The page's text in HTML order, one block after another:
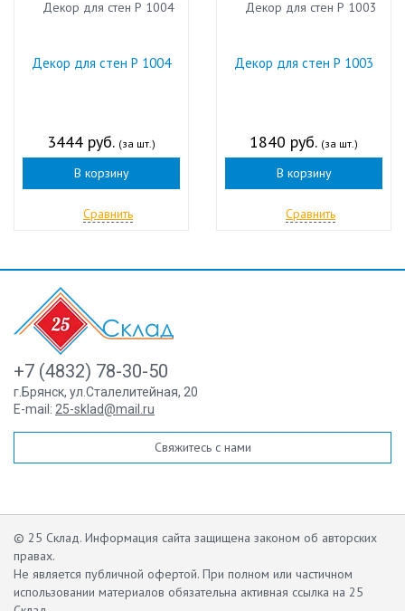
Декор для стен Р 1004
3444 руб. (за шт.)
В корзину
Сравнить
Декор для стен Р 1003
1840 руб. (за шт.)
В корзину
Сравнить
+7 (4832) 78-30-50
г.Брянск, ул.Сталелитейная, 20
E-mail: 25-sklad@mail.ru
Свяжитесь с нами
© 25 Склад. Информация сайта защищена законом об авторских
правах.
Не является публичной офертой. При полном или частичном
использовании материалов обязательна активная ссылка на 25